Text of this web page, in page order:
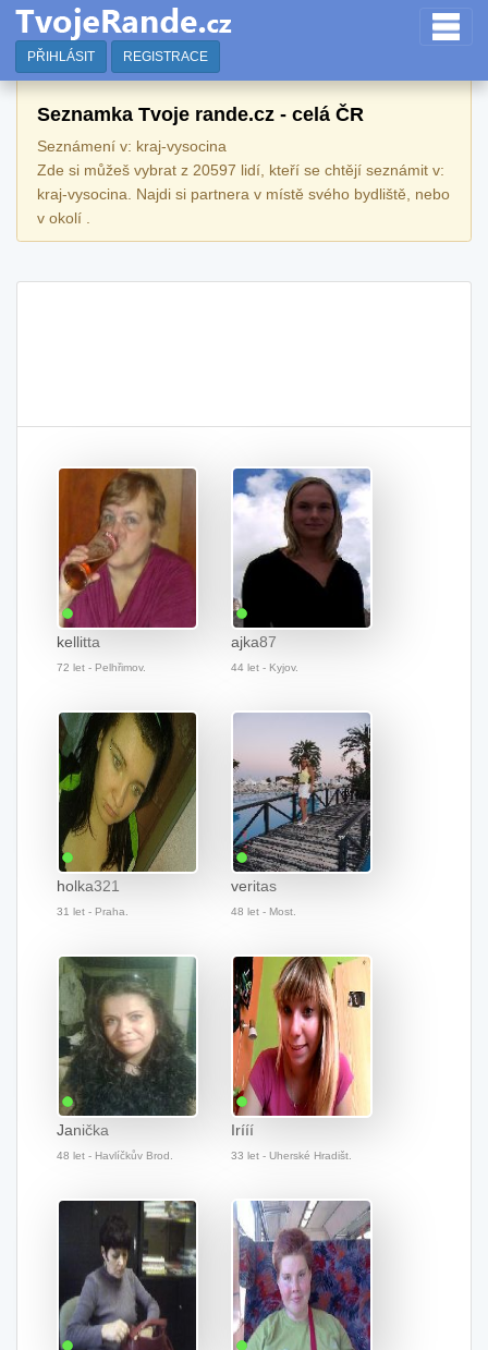
PŘIHLÁSIT REGISTRACE
Seznamka Tvoje rande.cz - celá ČR
Seznámení v: kraj-vysocina
Zde si můžeš vybrat z 20597 lidí, kteří se chtějí seznámit v:
kraj-vysocina. Najdi si partnera v místě svého bydliště, nebo
v okolí .
kellitta
72 let - Pelhřimov.
ajka87
44 let - Kyjov.
holka321
31 let - Praha.
veritas
48 let - Most.
Janička
48 let - Havlíčkův Brod.
Irííí
33 let - Uherské Hradišt.